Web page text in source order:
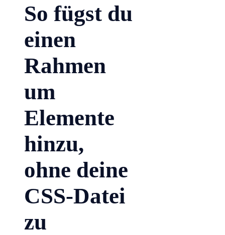
So fügst du
einen
Rahmen
um
Elemente
hinzu,
ohne deine
CSS-Datei
zu